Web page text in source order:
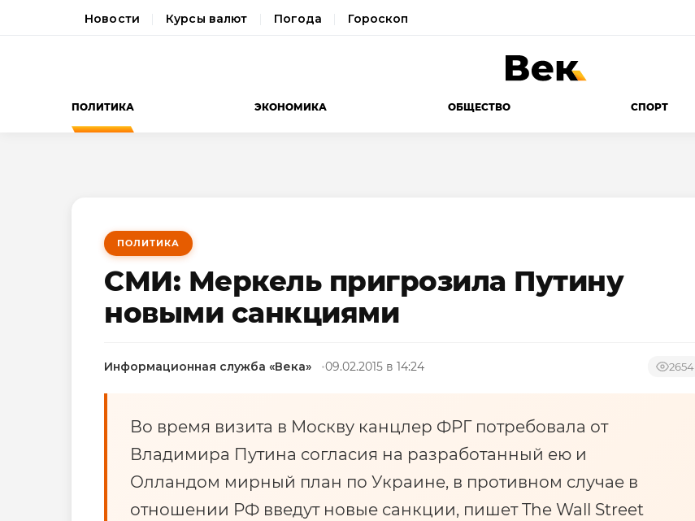
Новости Курсы валют Погода Гороскоп
ПОЛИТИКА ЭКОНОМИКА ОБЩЕСТВО СПОРТ
ПОЛИТИКА
СМИ: Меркель пригрозила Путину
новыми санкциями
Информационная служба «Века» 09.02.2015 в 14:24 2654
Во время визита в Москву канцлер ФРГ потребовала от
Владимира Путина согласия на разработанный ею и
Олландом мирный план по Украине, в противном случае в
отношении РФ введут новые санкции, пишет The Wall Street